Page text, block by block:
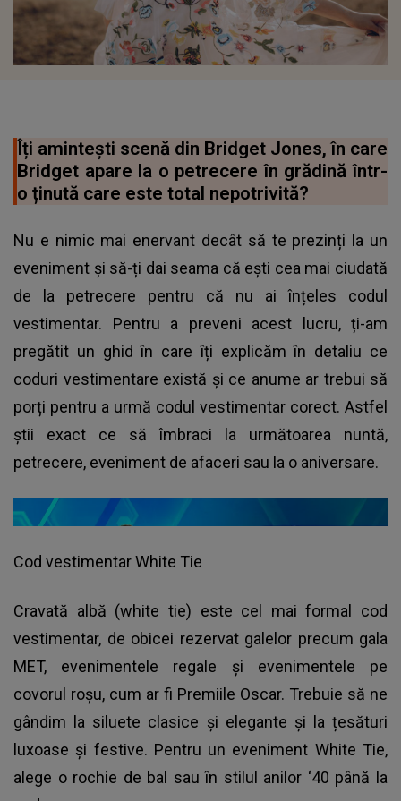
Îți amintești scenă din Bridget Jones, în care
Bridget apare la o petrecere în grădină într-
o ținută care este total nepotrivită?
Nu e nimic mai enervant decât să te prezinți la un
eveniment și să-ți dai seama că ești cea mai ciudată
de la petrecere pentru că nu ai înțeles codul
vestimentar. Pentru a preveni acest lucru, ți-am
pregătit un ghid în care îți explicăm în detaliu ce
coduri vestimentare există și ce anume ar trebui să
porți pentru a urmă codul vestimentar corect. Astfel
știi exact ce să îmbraci la următoarea nuntă,
petrecere, eveniment de afaceri sau la o aniversare.
Cod vestimentar White Tie
Cravată albă (white tie) este cel mai formal cod
vestimentar, de obicei rezervat galelor precum gala
MET, evenimentele regale și evenimentele pe
covorul roșu, cum ar fi Premiile Oscar. Trebuie să ne
gândim la siluete clasice și elegante și la țesături
luxoase și festive. Pentru un eveniment White Tie,
alege o rochie de bal sau în stilul anilor ‘40 până la